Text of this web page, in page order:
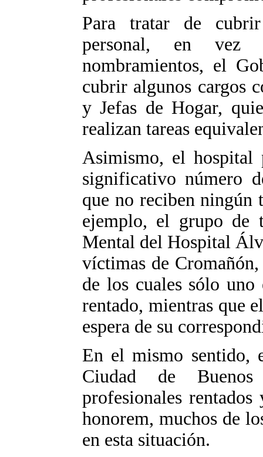
Para tratar de
personal, en vez
nombramientos, el
cubrir algunos cargos
y Jefas de Hogar,
realizan tareas
Asimismo, el hospital
significativo número
que no reciben
ejemplo, el grupo de
Mental del Hospital
víctimas de
de los cuales sólo
rentado, mientras que
espera de su
En el mismo sentido,
Ciudad de
profesionales rentados
honorem, muchos de
en esta situación.